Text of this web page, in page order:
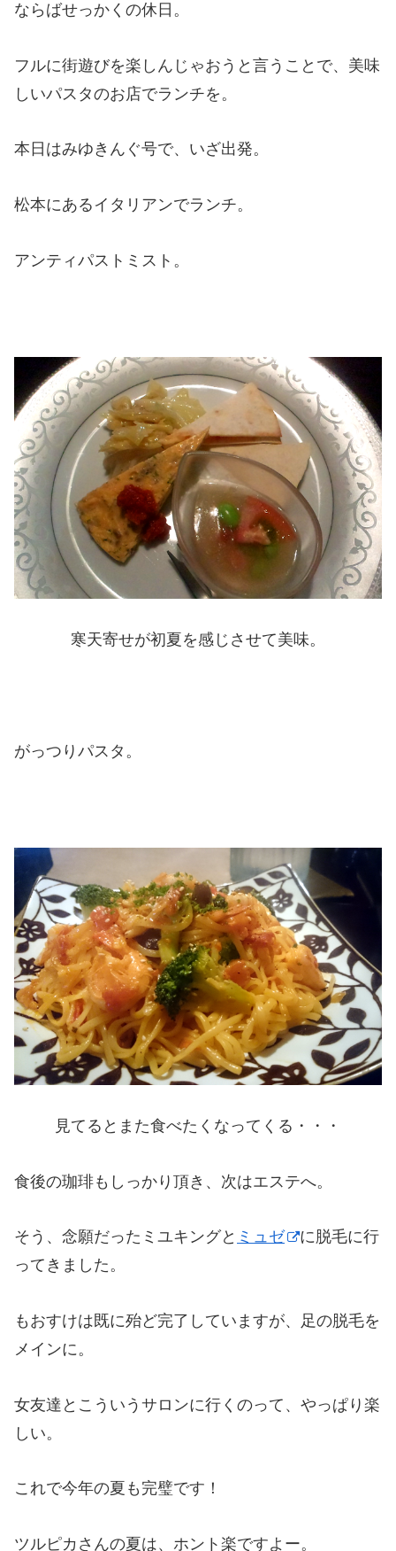
ならばせっかくの休日。
フルに街遊びを楽しんじゃおうと言うことで、美味
しいパスタのお店でランチを。
本日はみゆきんぐ号で、いざ出発。
松本にあるイタリアンでランチ。
アンティパストミスト。
寒天寄せが初夏を感じさせて美味。
がっつりパスタ。
見てるとまた食べたくなってくる・・・
食後の珈琲もしっかり頂き、次はエステへ。
そう、念願だったミユキングと ミュゼ
に脱毛に行
ってきました。
もおすけは既に殆ど完了していますが、足の脱毛を
メインに。
女友達とこういうサロンに行くのって、やっぱり楽
しい。
これで今年の夏も完璧です！
ツルピカさんの夏は、ホント楽ですよー。